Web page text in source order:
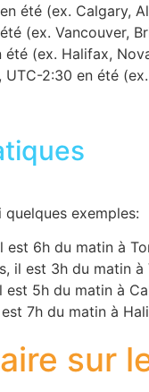
été (ex. Calgary,
(ex. Vancouver,
(ex. Halifax,
2:30 en été (ex.
exemples:
est 6h du matin à
il est 3h du matin à
est 5h du matin à
7h du matin à
sur